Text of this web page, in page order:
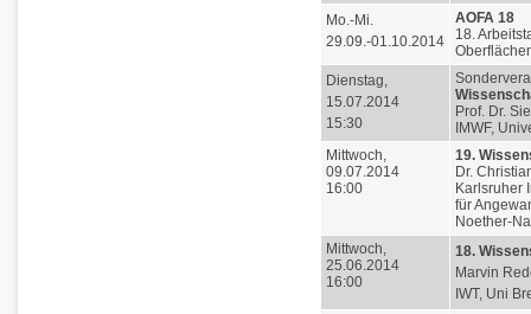
Mo.-Mi.
29.09.-01.10.2014
AOFA 18
18.
Dienstag,
15.07.2014
15:30
Prof. Dr.
IMWF,
Mittwoch,
09.07.2014
16:00
19.
Dr.
Karlsruher
für
Noether-
Mittwoch,
25.06.2014
16:00
18.
Marvin
IWT, Uni